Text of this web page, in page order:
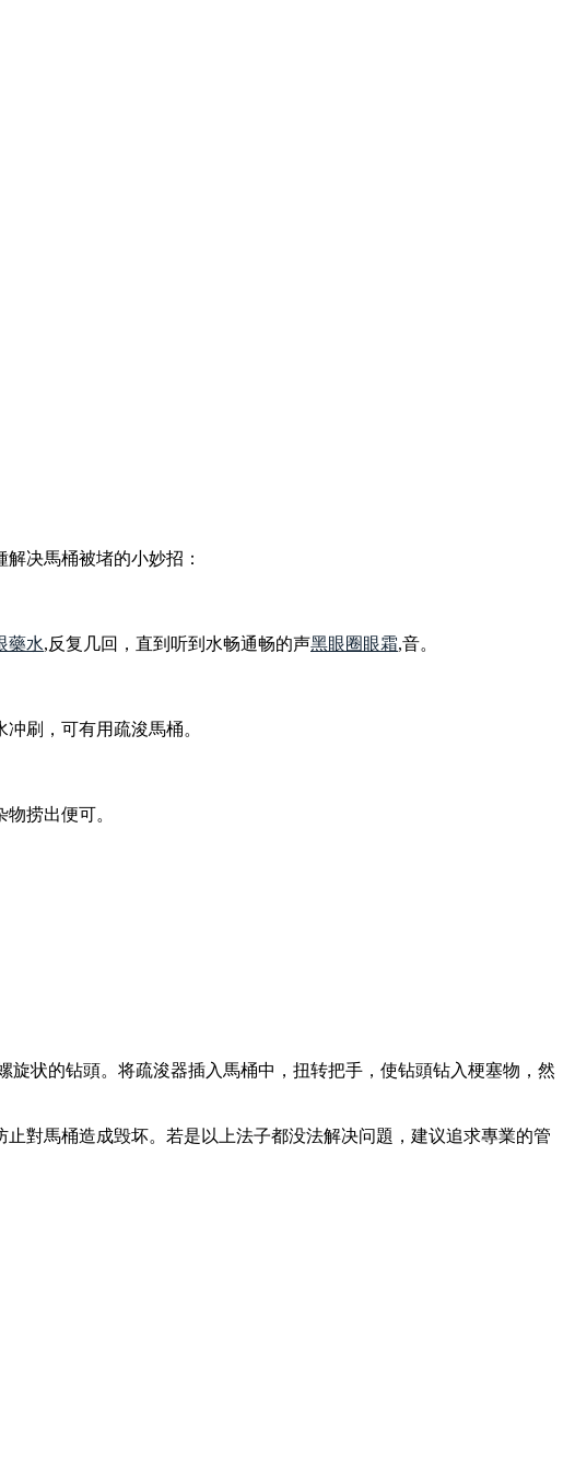
决馬桶被堵的小妙招：
藥水,反复几回，直到听到水畅通畅的声黑眼圈眼霜,音。
刷，可有用疏浚馬桶。
捞出便可。
旋状的钻頭。将疏浚器插入馬桶中，扭转把手，使钻頭钻入梗塞物，然
對馬桶造成毁坏。若是以上法子都没法解决问題，建议追求專業的管